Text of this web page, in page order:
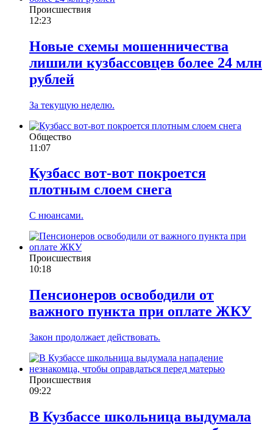
Происшествия
12:23
Новые схемы мошенничества
лишили кузбассовцев более 24 млн
рублей
За текущую неделю.
Общество
11:07
Кузбасс вот-вот покроется
плотным слоем снега
С нюансами.
Происшествия
10:18
Пенсионеров освободили от
важного пункта при оплате ЖКУ
Закон продолжает действовать.
Происшествия
09:22
В Кузбассе школьница выдумала